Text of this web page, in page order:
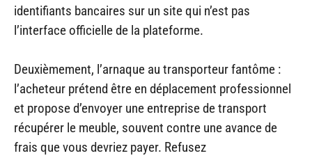
identifiants bancaires sur un site qui n’est pas
l’interface officielle de la plateforme.
Deuxièmement, l’arnaque au transporteur fantôme :
l’acheteur prétend être en déplacement professionnel
et propose d’envoyer une entreprise de transport
récupérer le meuble, souvent contre une avance de
frais que vous devriez payer. Refusez